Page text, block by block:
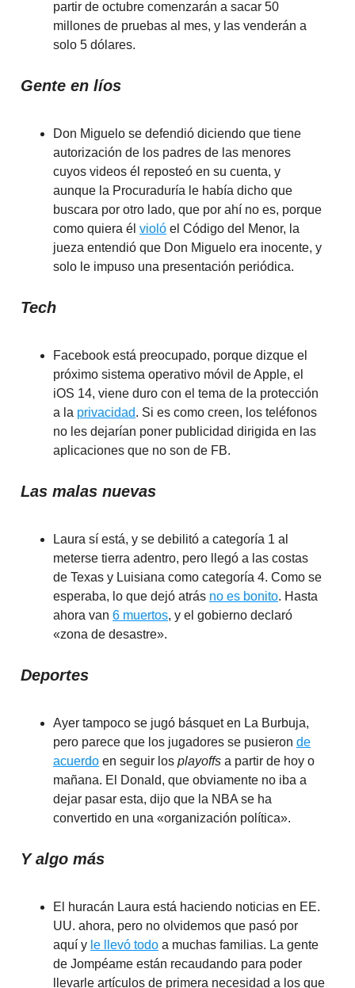
partir de octubre comenzarán a sacar 50
millones de pruebas al mes, y las venderán a
solo 5 dólares.
Gente en líos
Don Miguelo se defendió diciendo que tiene
autorización de los padres de las menores
cuyos videos él reposteó en su cuenta, y
aunque la Procuraduría le había dicho que
buscara por otro lado, que por ahí no es, porque
como quiera él violó el Código del Menor, la
jueza entendió que Don Miguelo era inocente, y
solo le impuso una presentación periódica.
Tech
Facebook está preocupado, porque dizque el
próximo sistema operativo móvil de Apple, el
iOS 14, viene duro con el tema de la protección
a la privacidad. Si es como creen, los teléfonos
no les dejarían poner publicidad dirigida en las
aplicaciones que no son de FB.
Las malas nuevas
Laura sí está, y se debilitó a categoría 1 al
meterse tierra adentro, pero llegó a las costas
de Texas y Luisiana como categoría 4. Como se
esperaba, lo que dejó atrás no es bonito. Hasta
ahora van 6 muertos, y el gobierno declaró
«zona de desastre».
Deportes
Ayer tampoco se jugó básquet en La Burbuja,
pero parece que los jugadores se pusieron de
acuerdo en seguir los playoffs a partir de hoy o
mañana. El Donald, que obviamente no iba a
dejar pasar esta, dijo que la NBA se ha
convertido en una «organización política».
Y algo más
El huracán Laura está haciendo noticias en EE.
UU. ahora, pero no olvidemos que pasó por
aquí y le llevó todo a muchas familias. La gente
de Jompéame están recaudando para poder
llevarle artículos de primera necesidad a los que